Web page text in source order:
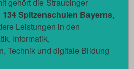
134 Spitzenschulen Bayerns,
Leistungen in den
Informatik,
Technik und digitale Bildung